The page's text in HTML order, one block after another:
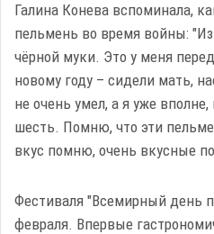
Галина Конева вспоминала,
пельмень во время войны:
чёрной муки. Это у меня
новому году – сидели мать,
не очень умел, а я уже
шесть. Помню, что эти
вкус помню, очень вкусные
Фестиваля "Всемирный день
февраля. Впервые